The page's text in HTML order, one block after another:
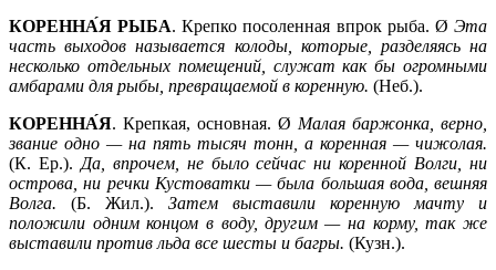
КОРЕННА́Я РЫБА. Крепко посоленная впрок рыба. ØЭта
часть выходов называется колоды, которые, разделяясь на
несколько отдельных помещений, служат как бы огромными
амбарами для рыбы, превращаемой в коренную. (Неб.).
КОРЕННА́Я. Крепкая, основная. Ø Малая баржонка, верно,
звание одно — на пять тысяч тонн, а коренная — чижолая.
(К. Ер.). Да, впрочем, не было сейчас ни коренной Волги, ни
острова, ни речки Кустоватки — была большая вода, вешняя
Волга. (Б. Жил.). Затем выставили коренную мачту и
положили одним концом в воду, другим — на корму, так же
выставили против льда все шесты и багры. (Кузн.).